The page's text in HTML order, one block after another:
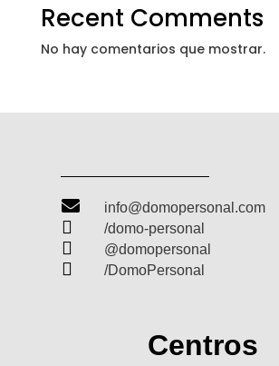
Recent Comments
No hay comentarios que mostrar.
 info@domopersonal.com
 /domo-personal
 @domopersonal
 /DomoPersonal
Centros